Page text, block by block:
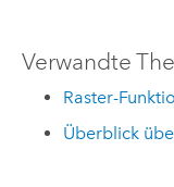
Verwandte
Raster-
Überblick